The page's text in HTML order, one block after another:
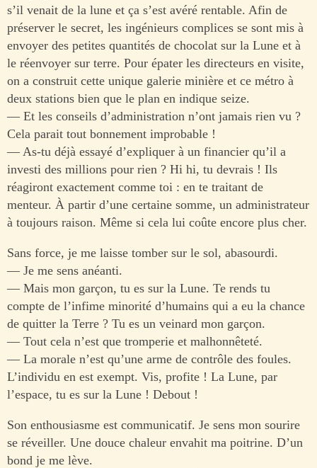
s’il venait de la lune et ça s’est avéré rentable. Afin de
préserver le secret, les ingénieurs complices se sont mis à
envoyer des petites quantités de chocolat sur la Lune et à
le réenvoyer sur terre. Pour épater les directeurs en visite,
on a construit cette unique galerie minière et ce métro à
deux stations bien que le plan en indique seize.
— Et les conseils d’administration n’ont jamais rien vu ?
Cela parait tout bonnement improbable !
— As-tu déjà essayé d’expliquer à un financier qu’il a
investi des millions pour rien ? Hi hi, tu devrais ! Ils
réagiront exactement comme toi : en te traitant de
menteur. À partir d’une certaine somme, un administrateur
à toujours raison. Même si cela lui coûte encore plus cher.
Sans force, je me laisse tomber sur le sol, abasourdi.
— Je me sens anéanti.
— Mais mon garçon, tu es sur la Lune. Te rends tu
compte de l’infime minorité d’humains qui a eu la chance
de quitter la Terre ? Tu es un veinard mon garçon.
— Tout cela n’est que tromperie et malhonnêteté.
— La morale n’est qu’une arme de contrôle des foules.
L’individu en est exempt. Vis, profite ! La Lune, par
l’espace, tu es sur la Lune ! Debout !
Son enthousiasme est communicatif. Je sens mon sourire
se réveiller. Une douce chaleur envahit ma poitrine. D’un
bond je me lève.